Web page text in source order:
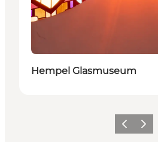
Hempel Glasmuseum
Forrige